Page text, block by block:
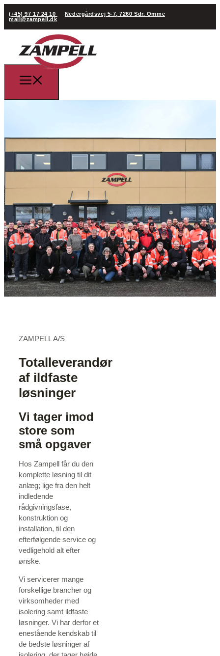
(+45) 97 17 24 10
Nedergårdsvej 5-7, 7260 Sdr. Omme
mail@zampell.dk
ZAMPELL A/S
Totalleverandør
af ildfaste
løsninger
Vi tager imod
store som
små opgaver
Hos Zampell får du den
komplette løsning til dit
anlæg; lige fra den helt
indledende
rådgivningsfase,
konstruktion og
installation, til den
efterfølgende service og
vedligehold alt efter
ønske.
Vi servicerer mange
forskellige brancher og
virksomheder med
isolering samt ildfaste
løsninger. Vi har derfor et
enestående kendskab til
de bedste løsninger af